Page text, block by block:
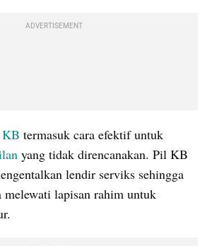
ADVERTISEMENT
termasuk cara efektif untuk
yang tidak direncanakan. Pil KB
lendir serviks sehingga
melewati lapisan rahim untuk